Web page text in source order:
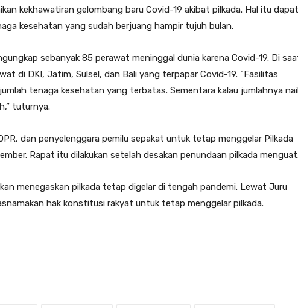
kekhawatiran gelombang baru Covid-19 akibat pilkada. Hal itu dapat
kesehatan yang sudah berjuang hampir tujuh bulan.
sebanyak 85 perawat meninggal dunia karena Covid-19. Di
di DKI, Jatim, Sulsel, dan Bali yang terpapar Covid-19. “Fasilitas
tenaga kesehatan yang terbatas. Sementara kalau jumlahnya
tuturnya.
dan penyelenggara pemilu sepakat untuk tetap menggelar Pilkada
Rapat itu dilakukan setelah desakan penundaan pilkada menguat.
menegaskan pilkada tetap digelar di tengah pandemi. Lewat Juru
hak konstitusi rakyat untuk tetap menggelar pilkada.